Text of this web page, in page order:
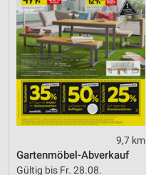
9,7 km
Gartenmöbel-Abverkauf
Gültig bis Fr. 28.08.